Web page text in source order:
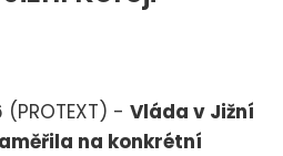
- Vláda v Jižní
na konkrétní